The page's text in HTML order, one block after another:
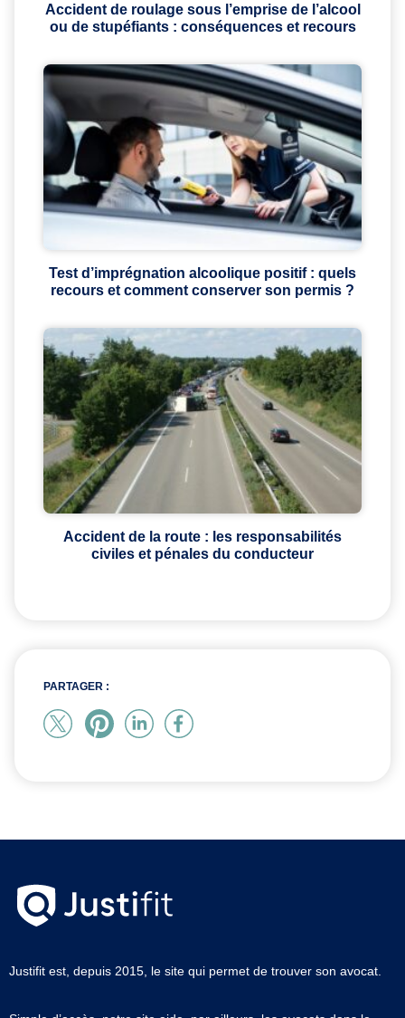
Accident de roulage sous l’emprise de l’alcool
ou de stupéfiants : conséquences et recours
Test d’imprégnation alcoolique positif : quels
recours et comment conserver son permis ?
Accident de la route : les responsabilités
civiles et pénales du conducteur
PARTAGER :
Justifit est, depuis 2015, le site qui permet de trouver son avocat.